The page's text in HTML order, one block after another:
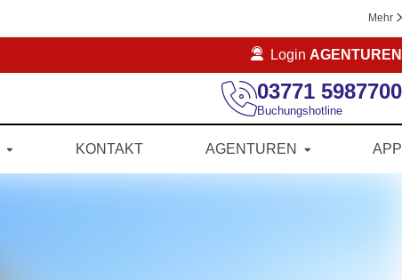
Mehr
Login AGENTUREN
03771 5987700
Buchungshotline
KONTAKT AGENTUREN APP